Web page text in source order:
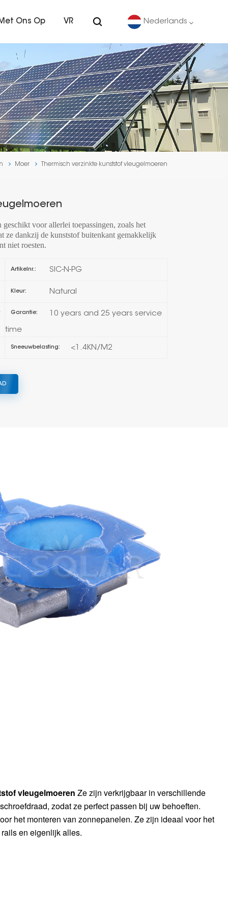
Ons Op VR Nederlands
English
Deutsch
español
português
Moer Thermisch verzinkte kunststof vleugelmoeren
voor allerlei toepassingen, zoals het
ze dankzij de kunststof buitenkant gemakkelijk
niet roesten.
Artikelnr.: SIC-N-PG
Kleur: Natural
Garantie: 10 years and 25 years service
time
Sneeuwbelasting: <1.4KN/M2
vleugelmoeren Ze zijn verkrijgbaar in verschillende
zodat ze perfect passen bij uw behoeften.
het monteren van zonnepanelen. Ze zijn ideaal voor het
en eigenlijk alles.